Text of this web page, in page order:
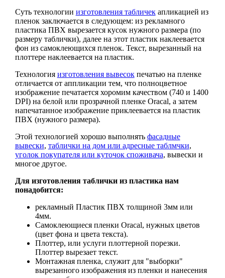
Суть технологии изготовления табличекапликацией из
пленок заключается в следующем: из рекламного
пластика ПВХ вырезается кусок нужного размера (по
размеру таблички), далее на этот пластик наклеевается
фон из самоклеющихся пленок. Текст, вырезанный на
плоттере наклеевается на пластик.
Технология изготовления вывесокпечатью на пленке
отличается от аппликации тем, что полноцветное
изображение печатается хоромим качеством (740 и 1400
DPI) на белой или прозрачной пленке Oracal, а затем
напечатанное изображение приклеевается на пластик
ПВХ (нужного размера).
Этой технологией хорошо выполнять фасадные
вывески, таблички на дом или адресные таблмчки,
уголок покупателя или куточок споживача, вывески и
многое другое.
Для изготовления таблички из пластика нам
понадобится:
рекламный Пластик ПВХ толщиной 3мм или
4мм.
Самоклеющиеся пленки Oracal, нужных цветов
(цвет фона и цвета текста).
Плоттер, или услуги плоттерной порезки.
Плоттер вырезает текст.
Монтажная пленка, служит для "выборки"
вырезанного изображения из пленки и нанесения